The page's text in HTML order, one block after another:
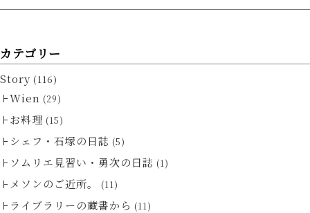
カテゴリー
Story (116)
Wien (29)
お料理 (15)
シェフ・石塚の日誌 (5)
ソムリエ見習い・勇次の日誌 (1)
メソンのご近所。 (11)
ライブラリーの蔵書から (11)